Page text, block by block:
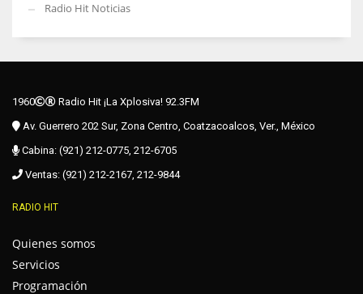
Radio Hit Noticias
1960
Radio Hit ¡La Xplosiva! 92.3FM
Av. Guerrero 202 Sur, Zona Centro, Coatzacoalcos, Ver., México
Cabina: (921) 212-0775, 212-6705
Ventas: (921) 212-2167, 212-9844
RADIO HIT
Quienes somos
Servicios
Programación